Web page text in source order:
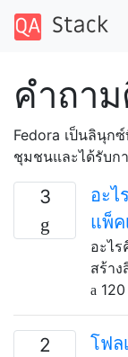
คำถา
Fedora เป็นลินุก
ชุมชนและได้รับก
3
อะไ
แพ็ค
อะไร
สร้าง
120
2
โฟล